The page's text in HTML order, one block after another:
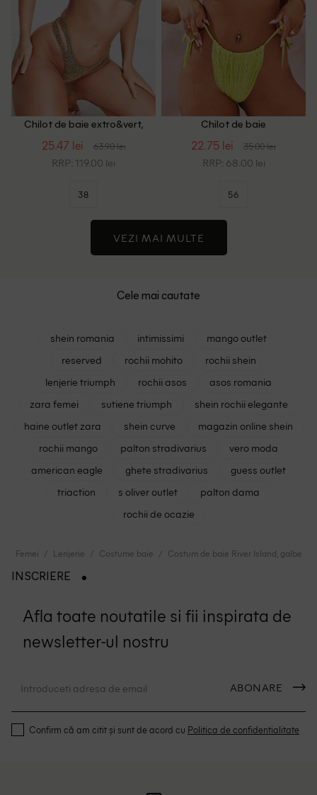
Chilot de baie extro&vert,
25.47 lei 63.90 lei
RRP: 119.00 lei
38
Chilot de baie
galben
22.75 lei 35.00 lei
RRP: 68.00 lei
56
VEZI MAI MULTE
Cele mai cautate
shein romania intimissimi
mango outlet
reserved
rochii mohito
rochii shein
lenjerie triumph
rochii asos
asos romania
zara femei
sutiene triumph
shein rochii elegante
haine outlet zara
shein curve
magazin online shein
rochii mango
palton stradivarius
vero moda
american eagle
ghete stradivarius
guess outlet
triaction
s oliver outlet
palton dama
rochii de ocazie
Femei Lenjerie Costume baie Costum de baie River Island, galben
INSCRIERE
Afla toate noutatile si fii inspirata de
newsletter-ul nostru
ABONARE
Confirm că am citit și sunt de acord cu Politica de confidentialitate